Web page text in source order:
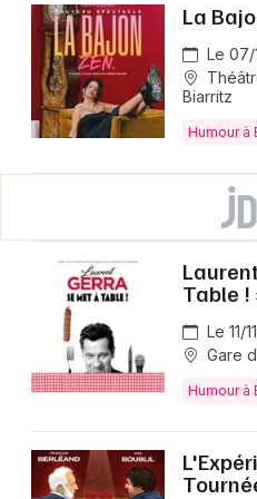
La
Le 07/
Biarritz
Humour à
Table !
Le 11/
Gare
Humour à